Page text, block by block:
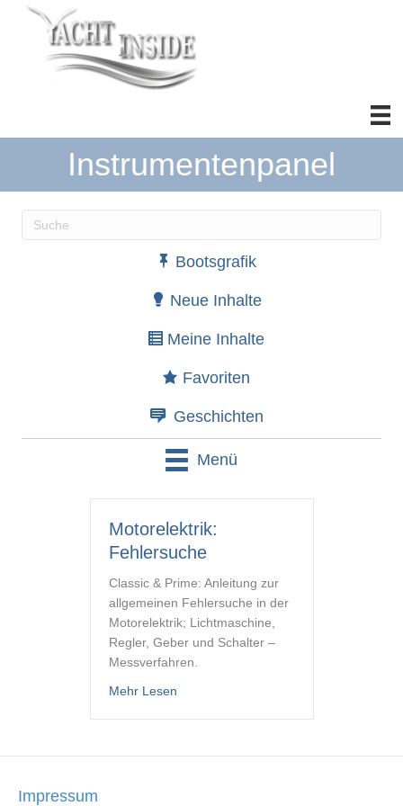
Instrumentenpanel
Wenn die Ergebnisse der automatischen
Bootsgrafik
Neue Inhalte
Meine Inhalte
Favoriten
Geschichten
Menü
Motorelektrik:
Fehlersuche
Classic & Prime: Anleitung zur
allgemeinen Fehlersuche in der
Motorelektrik; Lichtmaschine,
Regler, Geber und Schalter –
Messverfahren.
Mehr Lesenabout Motorelektrik: Fehlersuche
Impressum